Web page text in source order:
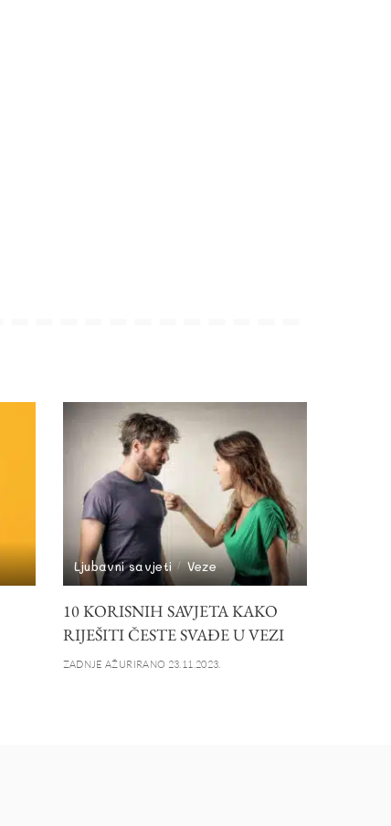
Ljubavni savjeti Veze
10 KORISNIH SAVJETA KAKO
RIJEŠITI ČESTE SVAĐE U VEZI
ZADNJE AŽURIRANO 23.11.2023.